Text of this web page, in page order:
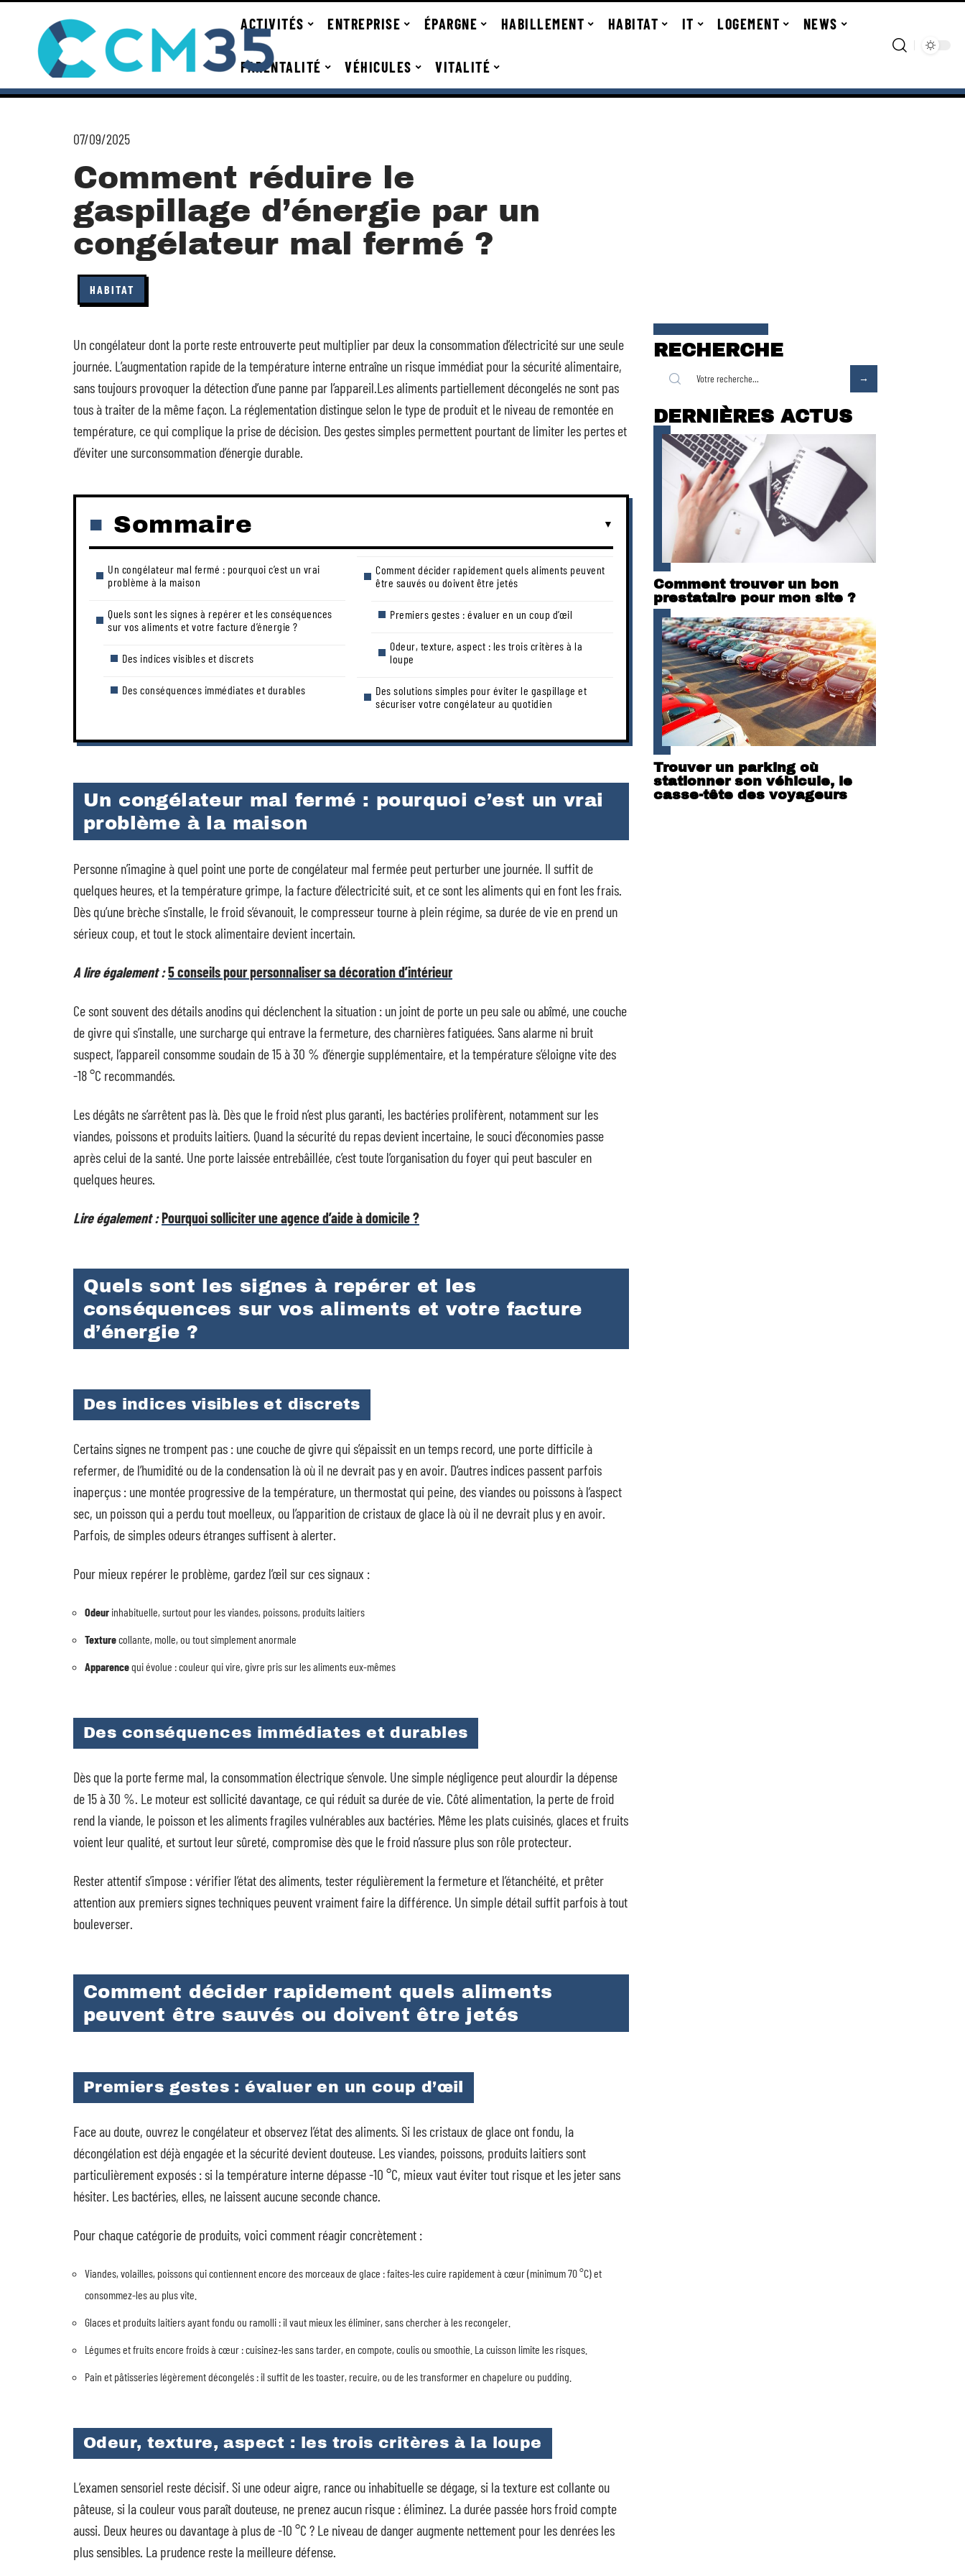
ACTIVITÉS ENTREPRISE ÉPARGNE HABILLEMENT HABITAT IT LOGEMENT NEWS
PARENTALITÉ VÉHICULES VITALITÉ
07/09/2025
Comment réduire le
gaspillage d’énergie par un
congélateur mal fermé ?
HABITAT
Un congélateur dont la porte reste entrouverte peut multiplier par deux la consommation d’électricité sur une seule
journée. L’augmentation rapide de la température interne entraîne un risque immédiat pour la sécurité alimentaire,
sans toujours provoquer la détection d’une panne par l’appareil.Les aliments partiellement décongelés ne sont pas
tous à traiter de la même façon. La réglementation distingue selon le type de produit et le niveau de remontée en
température, ce qui complique la prise de décision. Des gestes simples permettent pourtant de limiter les pertes et
d’éviter une surconsommation d’énergie durable.
Sommaire
Un congélateur mal fermé : pourquoi c’est un vrai
problème à la maison
Quels sont les signes à repérer et les conséquences
sur vos aliments et votre facture d’énergie ?
Des indices visibles et discrets
Des conséquences immédiates et durables
Comment décider rapidement quels aliments peuvent
être sauvés ou doivent être jetés
Premiers gestes : évaluer en un coup d’œil
Odeur, texture, aspect : les trois critères à la
loupe
Des solutions simples pour éviter le gaspillage et
sécuriser votre congélateur au quotidien
Un congélateur mal fermé : pourquoi c’est un vrai
problème à la maison
Personne n’imagine à quel point une porte de congélateur mal fermée peut perturber une journée. Il suffit de
quelques heures, et la température grimpe, la facture d’électricité suit, et ce sont les aliments qui en font les frais.
Dès qu’une brèche s’installe, le froid s’évanouit, le compresseur tourne à plein régime, sa durée de vie en prend un
sérieux coup, et tout le stock alimentaire devient incertain.
A lire également :5 conseils pour personnaliser sa décoration d’intérieur
Ce sont souvent des détails anodins qui déclenchent la situation : un joint de porte un peu sale ou abîmé, une couche
de givre qui s’installe, une surcharge qui entrave la fermeture, des charnières fatiguées. Sans alarme ni bruit
suspect, l’appareil consomme soudain de 15 à 30 % d’énergie supplémentaire, et la température s’éloigne vite des
-18 °C recommandés.
Les dégâts ne s’arrêtent pas là. Dès que le froid n’est plus garanti, les bactéries prolifèrent, notamment sur les
viandes, poissons et produits laitiers. Quand la sécurité du repas devient incertaine, le souci d’économies passe
après celui de la santé. Une porte laissée entrebâillée, c’est toute l’organisation du foyer qui peut basculer en
quelques heures.
Lire également :Pourquoi solliciter une agence d’aide à domicile ?
Quels sont les signes à repérer et les
conséquences sur vos aliments et votre facture
d’énergie ?
Des indices visibles et discrets
Certains signes ne trompent pas : une couche de givre qui s’épaissit en un temps record, une porte difficile à
refermer, de l’humidité ou de la condensation là où il ne devrait pas y en avoir. D’autres indices passent parfois
inaperçus : une montée progressive de la température, un thermostat qui peine, des viandes ou poissons à l’aspect
sec, un poisson qui a perdu tout moelleux, ou l’apparition de cristaux de glace là où il ne devrait plus y en avoir.
Parfois, de simples odeurs étranges suffisent à alerter.
Pour mieux repérer le problème, gardez l’œil sur ces signaux :
Odeur inhabituelle, surtout pour les viandes, poissons, produits laitiers
Texturecollante, molle, ou tout simplement anormale
Apparencequi évolue : couleur qui vire, givre pris sur les aliments eux-mêmes
Des conséquences immédiates et durables
Dès que la porte ferme mal, la consommation électrique s’envole. Une simple négligence peut alourdir la dépense
de 15 à 30 %. Le moteur est sollicité davantage, ce qui réduit sa durée de vie. Côté alimentation, la perte de froid
rend la viande, le poisson et les aliments fragiles vulnérables aux bactéries. Même les plats cuisinés, glaces et fruits
voient leur qualité, et surtout leur sûreté, compromise dès que le froid n’assure plus son rôle protecteur.
Rester attentif s’impose : vérifier l’état des aliments, tester régulièrement la fermeture et l’étanchéité, et prêter
attention aux premiers signes techniques peuvent vraiment faire la différence. Un simple détail suffit parfois à tout
bouleverser.
Comment décider rapidement quels aliments
peuvent être sauvés ou doivent être jetés
Premiers gestes : évaluer en un coup d’œil
Face au doute, ouvrez le congélateur et observez l’état des aliments. Si les cristaux de glace ont fondu, la
décongélation est déjà engagée et la sécurité devient douteuse. Les viandes, poissons, produits laitiers sont
particulièrement exposés : si la température interne dépasse -10 °C, mieux vaut éviter tout risque et les jeter sans
hésiter. Les bactéries, elles, ne laissent aucune seconde chance.
Pour chaque catégorie de produits, voici comment réagir concrètement :
Viandes, volailles, poissons qui contiennent encore des morceaux de glace : faites-les cuire rapidement à cœur (minimum 70 °C) et
consommez-les au plus vite.
Glaces et produits laitiers ayant fondu ou ramolli : il vaut mieux les éliminer, sans chercher à les recongeler.
Légumes et fruits encore froids à cœur : cuisinez-les sans tarder, en compote, coulis ou smoothie. La cuisson limite les risques.
Pain et pâtisseries légèrement décongelés : il suffit de les toaster, recuire, ou de les transformer en chapelure ou pudding.
Odeur, texture, aspect : les trois critères à la loupe
L’examen sensoriel reste décisif. Si une odeur aigre, rance ou inhabituelle se dégage, si la texture est collante ou
pâteuse, si la couleur vous paraît douteuse, ne prenez aucun risque : éliminez. La durée passée hors froid compte
aussi. Deux heures ou davantage à plus de -10 °C ? Le niveau de danger augmente nettement pour les denrées les
plus sensibles. La prudence reste la meilleure défense.
RECHERCHE
DERNIÈRES ACTUS
Comment trouver un bon
prestataire pour mon site ?
Trouver un parking où
stationner son véhicule, le
casse-tête des voyageurs